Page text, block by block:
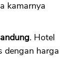
kamarnya
. Hotel
dengan harga